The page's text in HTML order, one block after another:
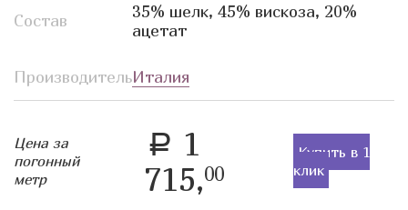
Состав
35% шелк, 45% вискоза, 20%
ацетат
ПроизводительИталия
Цена за
погонный
метр
a
1
715,00
Купить в 1
клик